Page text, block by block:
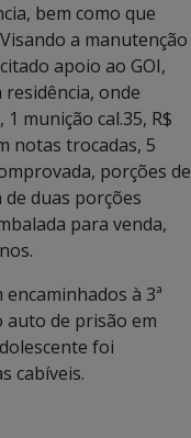
bem como que
a manutenção
apoio ao GOI,
onde
munição cal.35, R$
notas trocadas, 5
porções de
duas porções
para venda,
à 3ª
auto de prisão em
foi
cabíveis.